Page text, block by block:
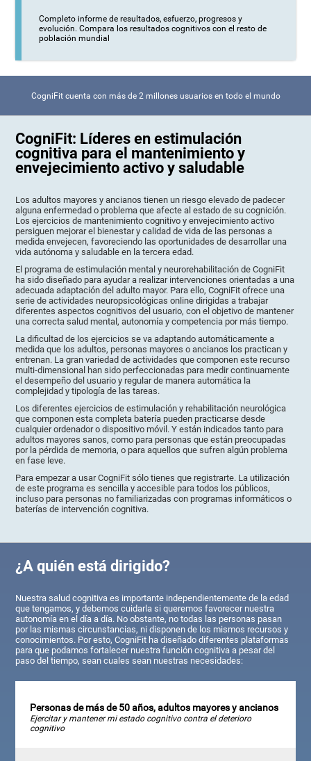
Completo informe de resultados, esfuerzo, progresos y
evolución. Compara los resultados cognitivos con el resto de
población mundial
CogniFit cuenta con más de 2 millones usuarios en todo el mundo
CogniFit: Líderes en estimulación
cognitiva para el mantenimiento y
envejecimiento activo y saludable
Los adultos mayores y ancianos tienen un riesgo elevado de padecer
alguna enfermedad o problema que afecte al estado de su cognición.
Los ejercicios de mantenimiento cognitivo y envejecimiento activo
persiguen mejorar el bienestar y calidad de vida de las personas a
medida envejecen, favoreciendo las oportunidades de desarrollar una
vida autónoma y saludable en la tercera edad.
El programa de estimulación mental y neurorehabilitación de CogniFit
ha sido diseñado para ayudar a realizar intervenciones orientadas a una
adecuada adaptación del adulto mayor. Para ello, CogniFit ofrece una
serie de actividades neuropsicológicas online dirigidas a trabajar
diferentes aspectos cognitivos del usuario, con el objetivo de mantener
una correcta salud mental, autonomía y competencia por más tiempo.
La dificultad de los ejercicios se va adaptando automáticamente a
medida que los adultos, personas mayores o ancianos los practican y
entrenan. La gran variedad de actividades que componen este recurso
multi-dimensional han sido perfeccionadas para medir continuamente
el desempeño del usuario y regular de manera automática la
complejidad y tipología de las tareas.
Los diferentes ejercicios de estimulación y rehabilitación neurológica
que componen esta completa batería pueden practicarse desde
cualquier ordenador o dispositivo móvil. Y están indicados tanto para
adultos mayores sanos, como para personas que están preocupadas
por la pérdida de memoria, o para aquellos que sufren algún problema
en fase leve.
Para empezar a usar CogniFit sólo tienes que registrarte. La utilización
de este programa es sencilla y accesible para todos los públicos,
incluso para personas no familiarizadas con programas informáticos o
baterías de intervención cognitiva.
¿A quién está dirigido?
Nuestra salud cognitiva es importante independientemente de la edad
que tengamos, y debemos cuidarla si queremos favorecer nuestra
autonomía en el día a día. No obstante, no todas las personas pasan
por las mismas circunstancias, ni disponen de los mismos recursos y
conocimientos. Por esto, CogniFit ha diseñado diferentes plataformas
para que podamos fortalecer nuestra función cognitiva a pesar del
paso del tiempo, sean cuales sean nuestras necesidades:
Personas de más de 50 años, adultos mayores y ancianos
Ejercitar y mantener mi estado cognitivo contra el deterioro
cognitivo